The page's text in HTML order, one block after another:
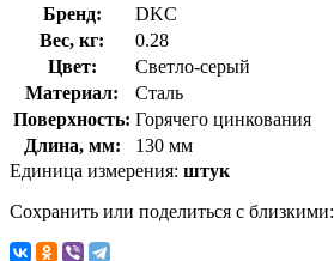
Бренд:
DKC
Вес, кг:
0.28
Цвет:
Светло-серый
Материал:
Сталь
Поверхность: Горячего цинкования
Длина, мм:
130 мм
Единица измерения: штук
Сохранить или поделиться с близкими: